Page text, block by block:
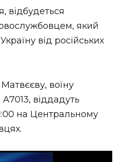
(відеоверсія)
НОВИНИ
УКРАЇНИ
відбудеться
який
від російських
воїну
А7013, віддадуть
на Центральному